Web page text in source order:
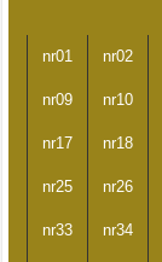
nr01 nr02
nr09 nr10
nr17 nr18
nr25 nr26
nr33 nr34